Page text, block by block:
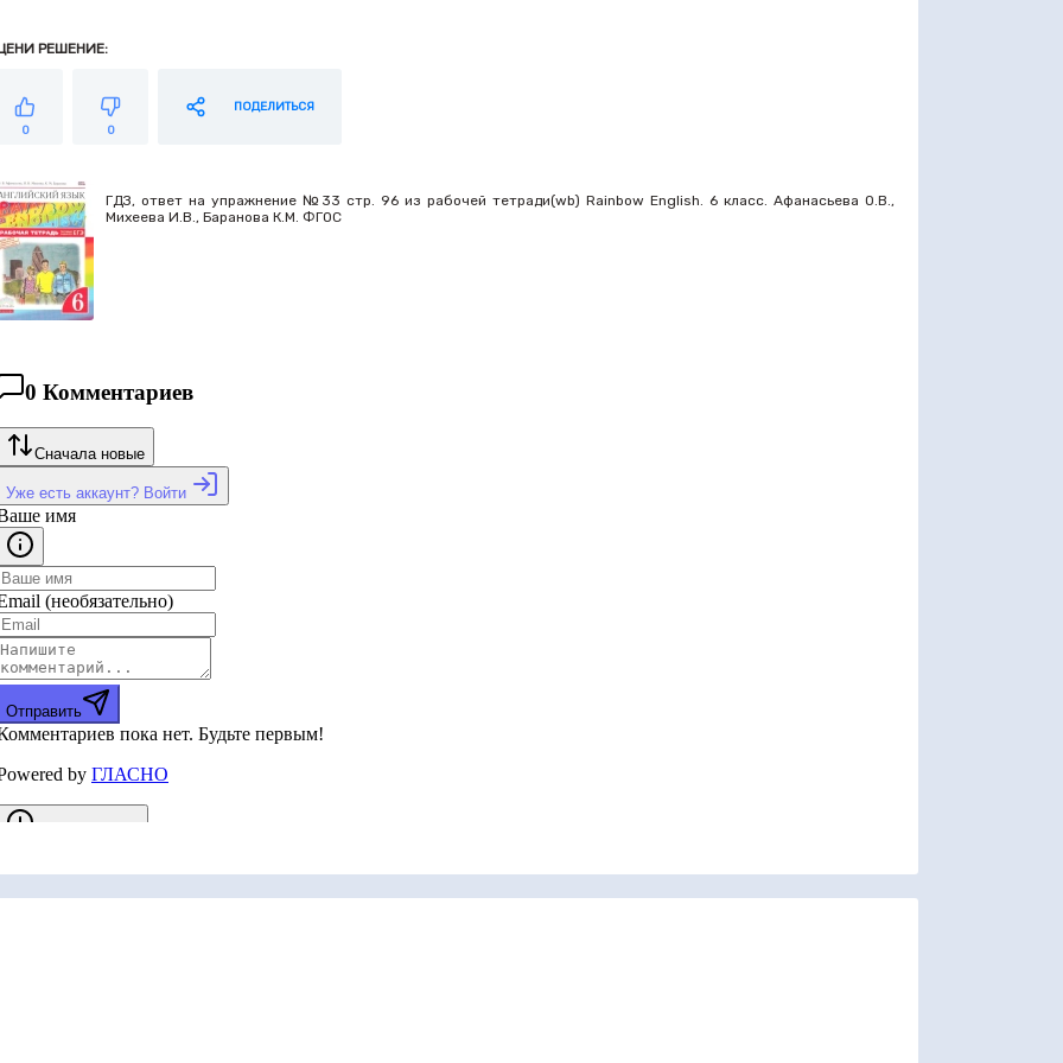
РЕШЕНИЕ:
0 0
ПОДЕЛИТЬСЯ
ГДЗ, ответ на упражнение №33 стр. 96 из рабочей тетради(wb) Rainbow English. 6 класс. Афанасьева О.В.,
Михеева И.В., Баранова К.М. ФГОС